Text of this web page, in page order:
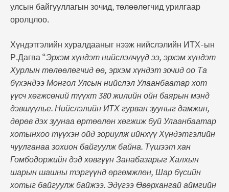
улсын байгууллагын зочид, төлөөлөгчид урилгаар
оролцлоо.
Хүндэтгэлийн хуралдааныг нээж нийслэлийн ИТХ-ын
Р.Дагва “Эрхэм хүндэт нийслэлчүүд ээ, эрхэм хүндэт
Хурлын төлөөлөгчид өө, эрхэм хүндэт зочид оо Та
бүхэндээ Монгол Улсын нийслэл Улаанбаатар хот
үүсч хөгжсөний түүхт 380 жилийн ойн баярын мэнд
дэвшүүлье. Нийслэлийн ИТХ гурван зууныг дамжин,
дөрөв дэх зуунаа өртөөлөн хөгжиж буй Улаанбаатар
хотынхоо түүхэн ойд зориулж ийнхүү Хүндэтгэлийн
чуулганаа зохион байгуулж байна. Түшээт хан
Гомбодоржийн дэд хөвгүүн Занабазарыг Халхын
шарын шашны тэргүүнд өргөмжлөн, Шар бүсийн
хотыг байгуулж байжээ. Эдүгээ Өвөрхангай аймгийн